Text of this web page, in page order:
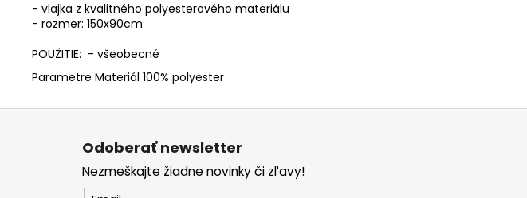
- vlajka z kvalitného polyesterového materiálu
- rozmer: 150x90cm
POUŽITIE: - všeobecné
Parametre Materiál 100% polyester
Z
Odoberať newsletter
Nezmeškajte žiadne novinky či zľavy!